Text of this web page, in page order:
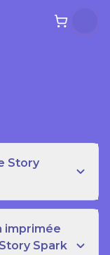
Story
imprimée
Spark